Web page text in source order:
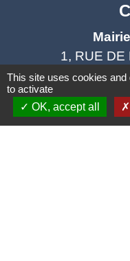
1, RUE DE
41120
+33
This site uses cookies
to activate
OK, accept all